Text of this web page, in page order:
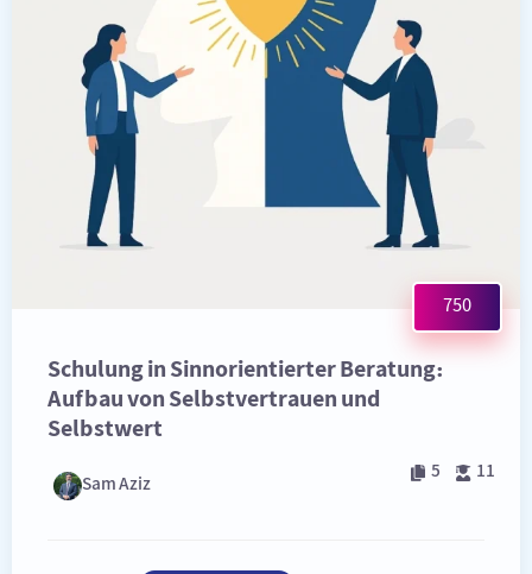
750
Schulung in Sinnorientierter Beratung:
Aufbau von Selbstvertrauen und
Selbstwert
11
5
Sam Aziz